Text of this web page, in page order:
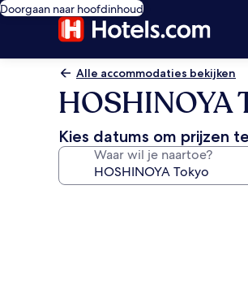
Doorgaan naar hoofdinhoud
Alle accommodaties bekijken
HOSHINOYA
Kies datums om prijzen
Waar wil je naartoe?